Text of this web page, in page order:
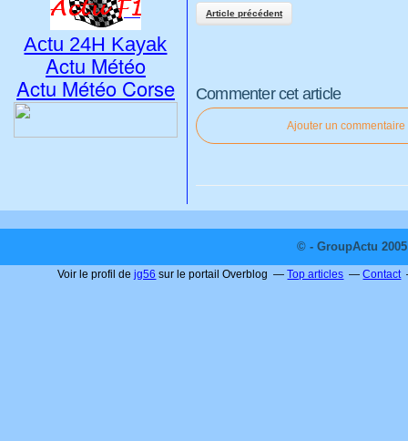
Article précédent
Commenter cet article
Ajouter un commentaire
Actu 24H Kayak
Actu Météo
Actu Météo Corse
© - GroupActu
Voir le profil dejg56 sur le portail Overblog Top articles Contact